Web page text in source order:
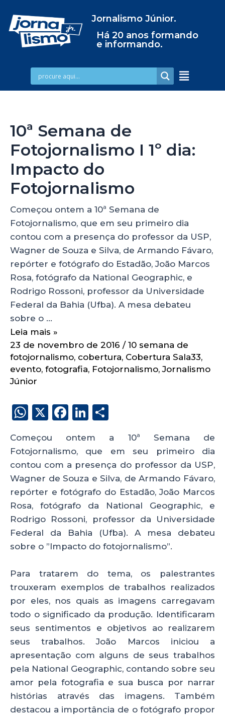
Jornalismo Júnior.
Há 20 anos formando
e informando.
10ª Semana de
Fotojornalismo I 1º dia:
Impacto do
Fotojornalismo
Começou ontem a 10ª Semana de
Fotojornalismo, que em seu primeiro dia
contou com a presença do professor da USP,
Wagner de Souza e Silva, de Armando Fávaro,
repórter e fotógrafo do Estadão, João Marcos
Rosa, fotógrafo da National Geographic, e
Rodrigo Rossoni, professor da Universidade
Federal da Bahia (Ufba). A mesa debateu
sobre o …
Leia mais »
23 de novembro de 2016 / 10 semana de
fotojornalismo, cobertura, Cobertura Sala33,
evento, fotografia, Fotojornalismo,Jornalismo
Júnior
W
a
ts
A
p
p
X
F
c
e
b
o
o
k
Li
k
e
dI
n
a
re
Começou ontem a 10ª Semana de
Fotojornalismo, que em seu primeiro dia
contou com a presença do professor da USP,
Wagner de Souza e Silva, de Armando Fávaro,
repórter e fotógrafo do Estadão, João Marcos
Rosa, fotógrafo da National Geographic, e
Rodrigo Rossoni, professor da Universidade
Federal da Bahia (Ufba). A mesa debateu
sobre o ”Impacto do fotojornalismo”.
Para tratarem do tema, os palestrantes
trouxeram exemplos de trabalhos realizados
por eles, nos quais as imagens carregavam
todo o significado da produção. Identificaram
seus sentimentos e objetivos ao realizarem
seus trabalhos. João Marcos iniciou a
apresentação com alguns de seus trabalhos
pela National Geographic, contando sobre seu
amor pela fotografia e sua busca por narrar
histórias através das imagens. Também
destacou a importância de o fotógrafo propor